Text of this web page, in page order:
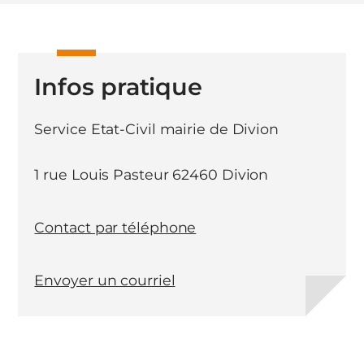
Infos pratique
Service Etat-Civil mairie de Divion
1 rue Louis Pasteur 62460 Divion
Contact par téléphone
Envoyer un courriel